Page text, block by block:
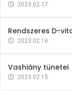
2023.02.17.
Rendszeres D-
2023.02.16.
Vashiány tünetei
2023.02.15.